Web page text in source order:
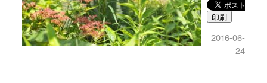
印刷
2016-06-
24